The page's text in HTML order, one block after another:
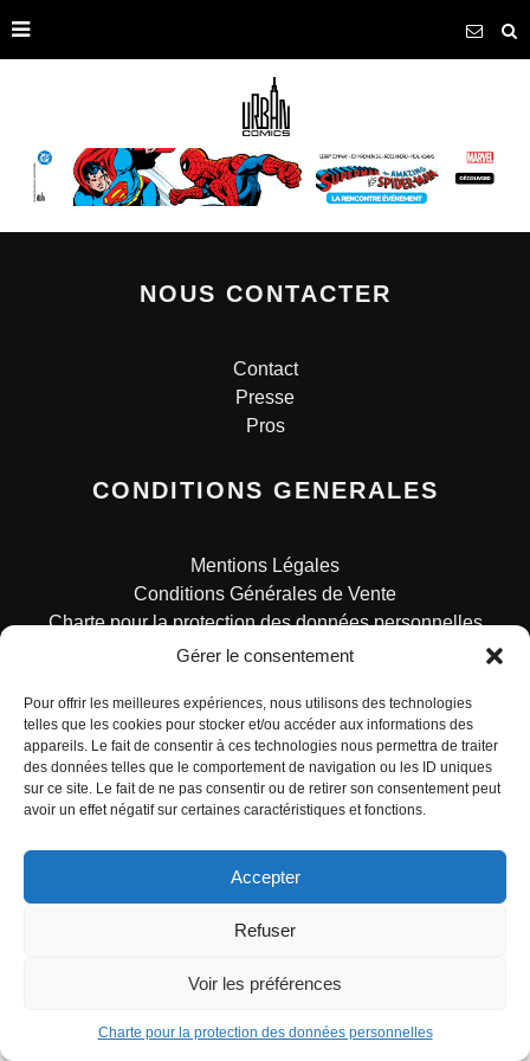
Gérer le consentement
Pour offrir les meilleures expériences, nous utilisons des technologies
telles que les cookies pour stocker et/ou accéder aux informations des
appareils. Le fait de consentir à ces technologies nous permettra de traiter
des données telles que le comportement de navigation ou les ID uniques
sur ce site. Le fait de ne pas consentir ou de retirer son consentement peut
avoir un effet négatif sur certaines caractéristiques et fonctions.
Accepter
Refuser
Voir les préférences
Charte pour la protection des données personnelles
NOUS CONTACTER
Contact
Presse
Pros
CONDITIONS GENERALES
Mentions Légales
Conditions Générales de Vente
Charte pour la protection des données personnelles
© ALL RIGHTS RESERVED. URBAN COMICS POUR LES
ÉDITIONS FRANÇAISES.